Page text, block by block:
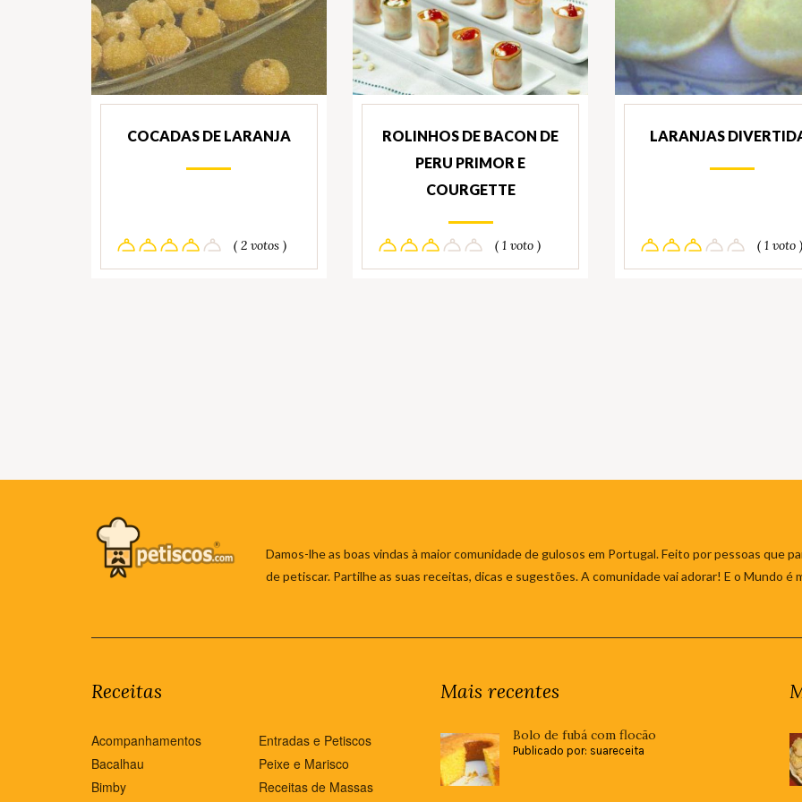
COCADAS DE LARANJA
( 2 votos )
ROLINHOS DE BACON DE
PERU PRIMOR E
COURGETTE
( 1 voto )
LARANJAS
( 1 voto )
Damos-lhe as boas vindas à maior comunidade de gulosos em Portugal. Feito por pessoas que
de petiscar. Partilhe as suas receitas, dicas e sugestões. A comunidade vai adorar! E o Mundo é
Receitas
Acompanhamentos
Bacalhau
Bimby
Entradas e Petiscos
Peixe e Marisco
Receitas de Massas
Mais recentes
Bolo de fubá com flocão
Publicado por: suareceita